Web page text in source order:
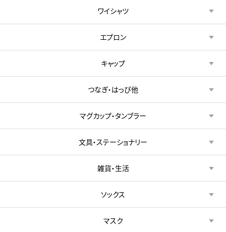
ワイシャツ
エプロン
キャップ
つなぎ・はっぴ他
マグカップ・タンブラー
文具・ステーショナリー
雑貨・生活
ソックス
マスク